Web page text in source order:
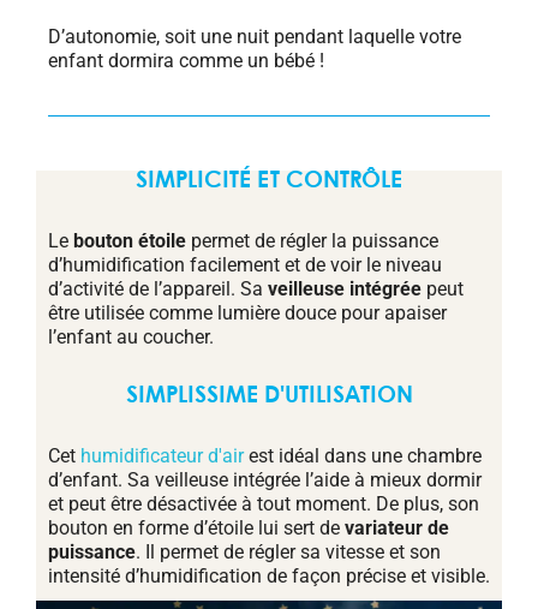
D’autonomie, soit une nuit pendant laquelle votre
enfant dormira comme un bébé !
SIMPLICITÉ ET CONTRÔLE
Le bouton étoile permet de régler la puissance
d’humidification facilement et de voir le niveau
d’activité de l’appareil. Sa veilleuse intégrée peut
être utilisée comme lumière douce pour apaiser
l’enfant au coucher.
SIMPLISSIME D'UTILISATION
Cet humidificateur d'airest idéal dans une chambre
d’enfant. Sa veilleuse intégrée l’aide à mieux dormir
et peut être désactivée à tout moment. De plus, son
bouton en forme d’étoile lui sert de variateur de
puissance. Il permet de régler sa vitesse et son
intensité d’humidification de façon précise et visible.